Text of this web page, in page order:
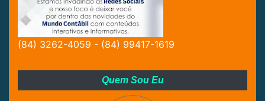
(84) 3262-4059 - (84) 99417-1619
Quem Sou Eu